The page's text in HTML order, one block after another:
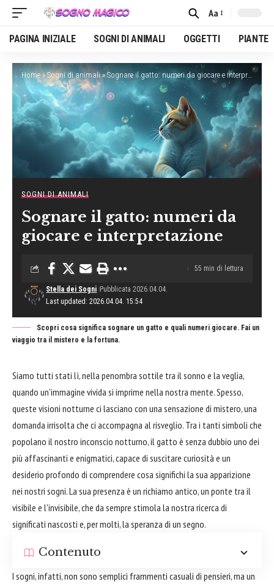
Font
Resizer
Aa
PAGINA INIZIALE SOGNI DI ANIMALI OGGETTI PIANTE
Home»Sogni di animali»Sognare il gatto: numeri da giocare e interpretazione
SOGNI DI ANIMALI
Sognare il gatto: numeri da
giocare e interpretazione
Last updated: 2026.04.04. 15:54
Stella dei Sogni Pubblicata 2026.04.04.
55 min di lettura
Scopri cosa significa sognare un gatto e quali numeri giocare. Fai un
viaggio tra il mistero e la fortuna.
Siamo tutti stati lì, nella penombra sottile tra il sonno e la veglia,
quando un'immagine vivida si imprime nella nostra mente. Spesso,
queste visioni notturne ci lasciano con una sensazione di mistero, una
domanda irrisolta che ci accompagna al risveglio. Tra i tanti simboli che
popolano il nostro inconscio notturno, il gatto è senza dubbio uno dei
più affascinanti e enigmatici, capace di suscitare curiosità e un
desiderio profondo di comprendere cosa significhi la sua apparizione
nei nostri sogni. La sua presenza è un richiamo antico, un ponte tra il
visibile e l'invisibile, che da sempre stimola la nostra ricerca di
significati nascosti e, per molti, la speranza di un segno.
Contenuto
I sogni, infatti, non sono semplici frammenti casuali di pensieri, ma un